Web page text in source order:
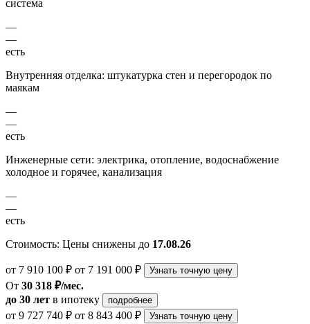
система
—
—
есть
Внутренняя отделка: штукатурка стен и перегородок по
маякам
—
—
есть
Инженерные сети: электрика, отопление, водоснабжение
холодное и горячее, канализация
—
—
есть
Стоимость: Цены снижены до 17.08.26
от 7 910 100 ₽ от 7 191 000 ₽ Узнать точную цену
От 30 318 ₽/мес.
до 30 лет в ипотеку подробнее
от 9 727 740 ₽ от 8 843 400 ₽ Узнать точную цену